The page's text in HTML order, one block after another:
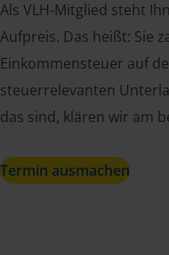
Als VLH-Mitglied steht
Aufpreis. Das heißt: Sie
Einkommensteuer auf
steuerrelevanten
das sind, klären wir am
Termin ausmachen